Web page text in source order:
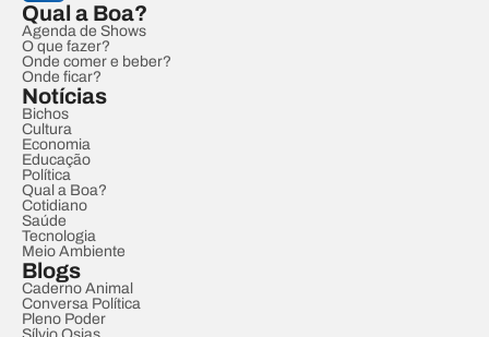
Qual a Boa?
Agenda de Shows
O que fazer?
Onde comer e beber?
Onde ficar?
Notícias
Bichos
Cultura
Economia
Educação
Política
Qual a Boa?
Cotidiano
Saúde
Tecnologia
Meio Ambiente
Blogs
Caderno Animal
Conversa Política
Pleno Poder